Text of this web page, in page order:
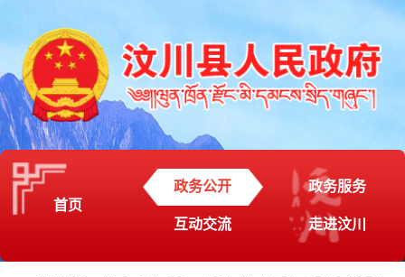
首页
政务公开 政务服务
互动交流 走进汶川